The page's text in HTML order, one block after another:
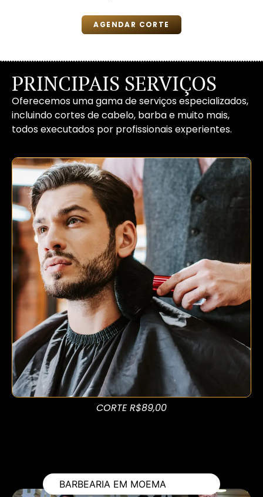
AGENDAR CORTE
PRINCIPAIS SERVIÇOS
Oferecemos uma gama de serviços especializados,
incluindo cortes de cabelo, barba e muito mais,
todos executados por profissionais experientes.
CORTE R$89,00
BARBEARIA EM MOEMA